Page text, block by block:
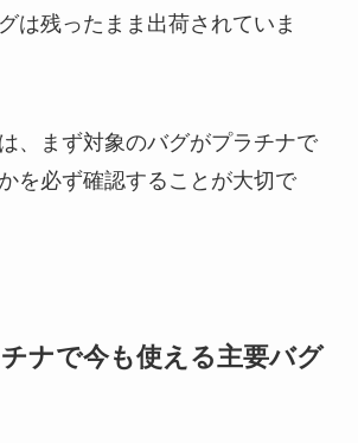
は残ったまま出荷されていま
、まず対象のバグがプラチナで
を必ず確認することが大切で
ナで今も使える主要バグ